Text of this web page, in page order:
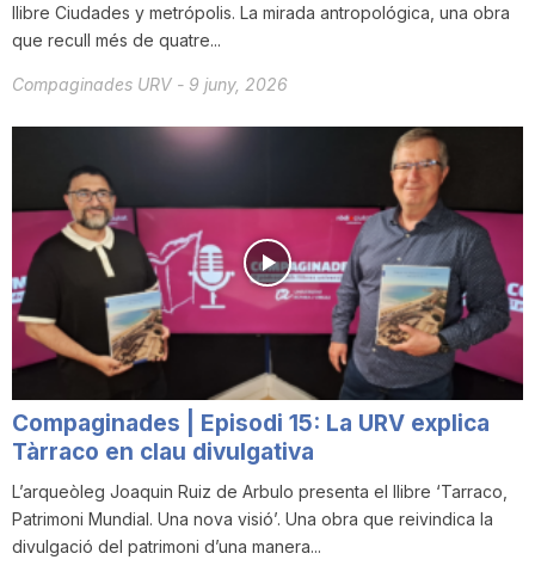
e
r
r
llibre Ciudades y metrópolis. La mirada antropológica, una obra
que recull més de quatre...
Compaginades URV - 9 juny, 2026
Compaginades | Episodi 15: La URV explica
Tàrraco en clau divulgativa
L’arqueòleg Joaquin Ruiz de Arbulo presenta el llibre ‘Tarraco,
Patrimoni Mundial. Una nova visió’. Una obra que reivindica la
divulgació del patrimoni d’una manera...